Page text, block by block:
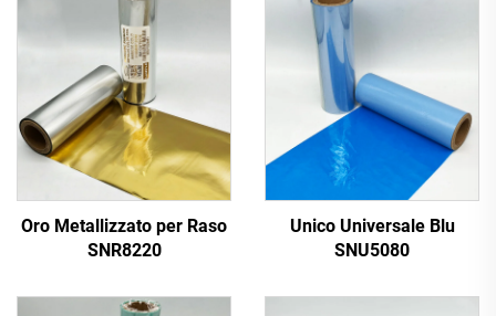
Oro Metallizzato per Raso
SNR8220
Unico Universale Blu
SNU5080